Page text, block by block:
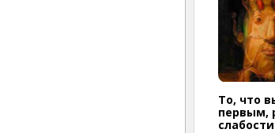
То, что
первым,